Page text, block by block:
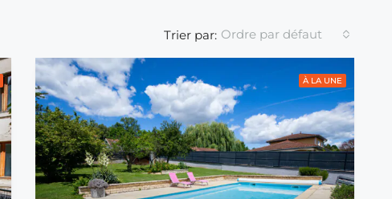
Trier par: Ordre par défaut
À LA UNE